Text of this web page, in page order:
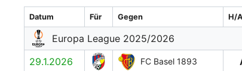
Datum Für Gegen H/A
Europa League 2025/2026
29.1.2026
FC Basel 1893